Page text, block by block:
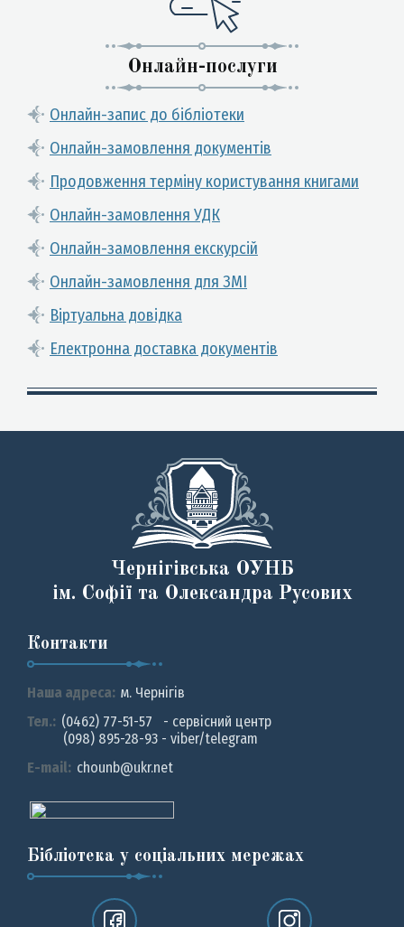
Онлайн-послуги
Онлайн-запис до бібліотеки
Онлайн-замовлення документів
Продовження терміну користування книгами
Онлайн-замовлення УДК
Онлайн-замовлення екскурсій
Онлайн-замовлення для ЗМІ
Віртуальна довідка
Електронна доставка документів
Чернігівська ОУНБ
ім. Софії та Олександра Русових
Контакти
Наша адреса: м. Чернiгiв
Тел.: (0462) 77-51-57 - сервісний центр
(098) 895-28-93 - viber/telegram
E-mail: chounb@ukr.net
Бібліотека у соціальних мережах